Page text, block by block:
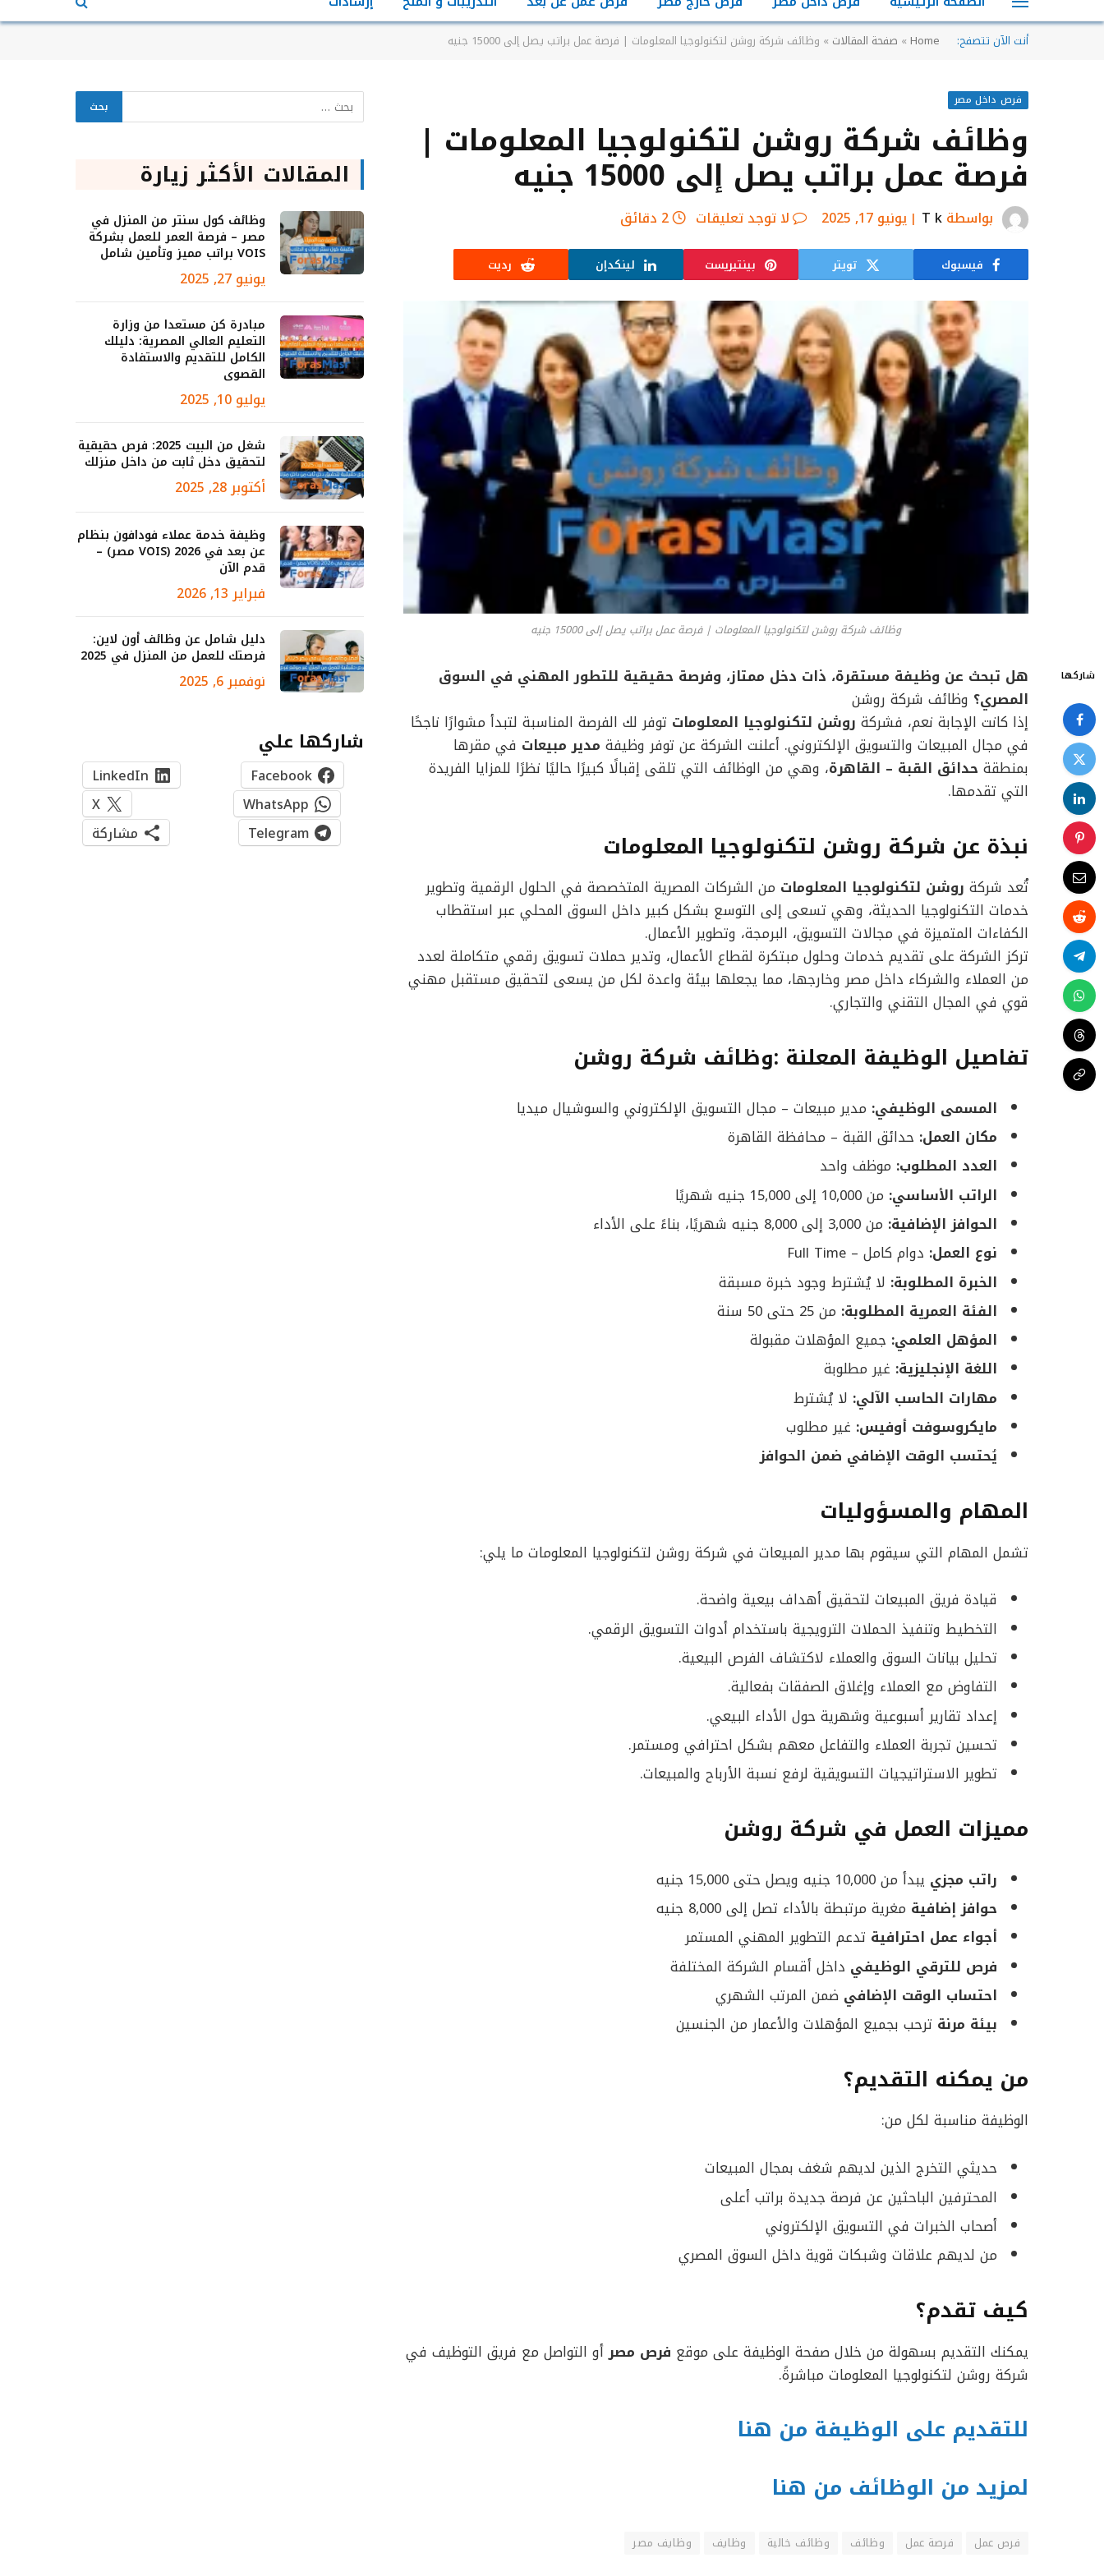
أنت الآن تتصفح: Home
» صفحة المقالات » وظائف شركة روشن لتكنولوجيا المعلومات | فرصة عمل براتب يصل إلى 15000 جنيه
فرص داخل مصر
وظائف شركة روشن لتكنولوجيا المعلومات |
فرصة عمل براتب يصل إلى 15000 جنيه
بواسطةT k يونيو 17, 2025 لا توجد تعليقات 2 دقائق
فيسبوك تويتر بينتيريست لينكدإن رديت
وظائف شركة روشن لتكنولوجيا المعلومات | فرصة عمل براتب يصل إلى 15000 جنيه
شاركها
هل تبحث عن وظيفة مستقرة، ذات دخل ممتاز، وفرصة حقيقية للتطور المهني في السوق
المصري؟ وظائف شركة روشن
إذا كانت الإجابة نعم، فشركة روشن لتكنولوجيا المعلومات توفر لك الفرصة المناسبة لتبدأ مشوارًا ناجحًا
في مجال المبيعات والتسويق الإلكتروني. أعلنت الشركة عن توفر وظيفة مدير مبيعات في مقرها
بمنطقة حدائق القبة – القاهرة، وهي من الوظائف التي تلقى إقبالًا كبيرًا حاليًا نظرًا للمزايا الفريدة
التي تقدمها.
نبذة عن شركة روشن لتكنولوجيا المعلومات
تُعد شركة روشن لتكنولوجيا المعلومات من الشركات المصرية المتخصصة في الحلول الرقمية وتطوير
خدمات التكنولوجيا الحديثة، وهي تسعى إلى التوسع بشكل كبير داخل السوق المحلي عبر استقطاب
الكفاءات المتميزة في مجالات التسويق، البرمجة، وتطوير الأعمال.
تركز الشركة على تقديم خدمات وحلول مبتكرة لقطاع الأعمال، وتدير حملات تسويق رقمي متكاملة لعدد
من العملاء والشركاء داخل مصر وخارجها، مما يجعلها بيئة واعدة لكل من يسعى لتحقيق مستقبل مهني
قوي في المجال التقني والتجاري.
تفاصيل الوظيفة المعلنة :وظائف شركة روشن
المسمى الوظيفي: مدير مبيعات – مجال التسويق الإلكتروني والسوشيال ميديا
مكان العمل: حدائق القبة – محافظة القاهرة
العدد المطلوب: موظف واحد
الراتب الأساسي: من 10,000 إلى 15,000 جنيه شهريًا
الحوافز الإضافية: من 3,000 إلى 8,000 جنيه شهريًا، بناءً على الأداء
نوع العمل: دوام كامل – Full Time
الخبرة المطلوبة: لا يُشترط وجود خبرة مسبقة
الفئة العمرية المطلوبة: من 25 حتى 50 سنة
المؤهل العلمي: جميع المؤهلات مقبولة
اللغة الإنجليزية: غير مطلوبة
مهارات الحاسب الآلي: لا يُشترط
مايكروسوفت أوفيس: غير مطلوب
يُحتسب الوقت الإضافي ضمن الحوافز
المهام والمسؤوليات
تشمل المهام التي سيقوم بها مدير المبيعات في شركة روشن لتكنولوجيا المعلومات ما يلي:
قيادة فريق المبيعات لتحقيق أهداف بيعية واضحة.
التخطيط وتنفيذ الحملات الترويجية باستخدام أدوات التسويق الرقمي.
تحليل بيانات السوق والعملاء لاكتشاف الفرص البيعية.
التفاوض مع العملاء وإغلاق الصفقات بفعالية.
إعداد تقارير أسبوعية وشهرية حول الأداء البيعي.
تحسين تجربة العملاء والتفاعل معهم بشكل احترافي ومستمر.
تطوير الاستراتيجيات التسويقية لرفع نسبة الأرباح والمبيعات.
مميزات العمل في شركة روشن
راتب مجزي يبدأ من 10,000 جنيه ويصل حتى 15,000 جنيه
حوافز إضافية مغرية مرتبطة بالأداء تصل إلى 8,000 جنيه
أجواء عمل احترافية تدعم التطوير المهني المستمر
فرص للترقي الوظيفي داخل أقسام الشركة المختلفة
احتساب الوقت الإضافي ضمن المرتب الشهري
بيئة مرنة ترحب بجميع المؤهلات والأعمار من الجنسين
من يمكنه التقديم؟
الوظيفة مناسبة لكل من:
حديثي التخرج الذين لديهم شغف بمجال المبيعات
المحترفين الباحثين عن فرصة جديدة براتب أعلى
أصحاب الخبرات في التسويق الإلكتروني
من لديهم علاقات وشبكات قوية داخل السوق المصري
كيف تقدم؟
يمكنك التقديم بسهولة من خلال صفحة الوظيفة على موقع فرص مصرأو التواصل مع فريق التوظيف في
شركة روشن لتكنولوجيا المعلومات مباشرةً.
للتقديم على الوظيفة من هنا
لمزيد من الوظائف من هنا
فرص عمل فرصة عمل وظائف وظائف خالية وظايف وظايف مصر
المقالات الأكثر زيارة
وظائف كول سنتر من المنزل في
مصر – فرصة العمر للعمل بشركة
VOIS براتب مميز وتأمين شامل
يونيو 27, 2025
مبادرة كن مستعدا من وزارة
التعليم العالي المصرية: دليلك
الكامل للتقديم والاستفادة
القصوى
يوليو 10, 2025
شغل من البيت 2025: فرص حقيقية
لتحقيق دخل ثابت من داخل منزلك
أكتوبر 28, 2025
وظيفة خدمة عملاء فودافون بنظام
عن بعد في 2026 (VOIS مصر) –
قدم الآن
فبراير 13, 2026
دليل شامل عن وظائف أون لاين:
فرصتك للعمل من المنزل في 2025
نوفمبر 6, 2025
شاركها علي
Facebook
LinkedIn
WhatsApp
X
Telegram
مشاركة